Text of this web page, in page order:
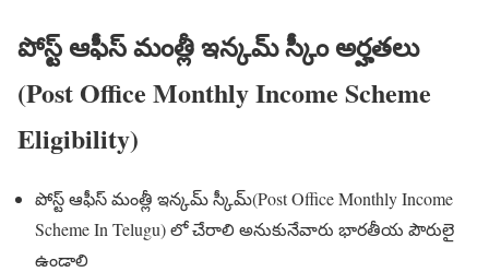
పోస్ట్ ఆఫీస్ మంత్లీ ఇన్కమ్ స్కీం అర్హతలు
(Post Office Monthly Income Scheme
Eligibility)
పోస్ట్ ఆఫీస్ మంత్లీ ఇన్కమ్ స్కీమ్(Post Office Monthly Income
Scheme In Telugu) లో చేరాలి అనుకునేవారు భారతీయ పౌరులై
ఉండాలి